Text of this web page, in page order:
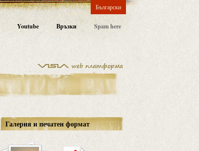
Български
Youtube Връзки Spam here
Галерия и печатен формат